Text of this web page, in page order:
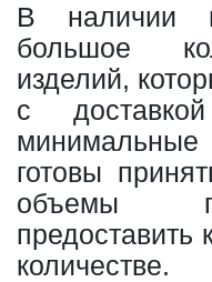
В наличии
большое
изделий,
с
готовы
объемы
количестве.